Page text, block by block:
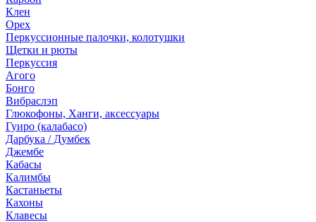
Клен
Орех
Перкуссионные палочки, колотушки
Щетки и рюты
Перкуссия
Агого
Бонго
Вибраслэп
Глюкофоны, Ханги, аксессуары
Гуиро (калабасо)
Дарбука / Думбек
Джембе
Кабасы
Калимбы
Кастаньеты
Кахоны
Клавесы